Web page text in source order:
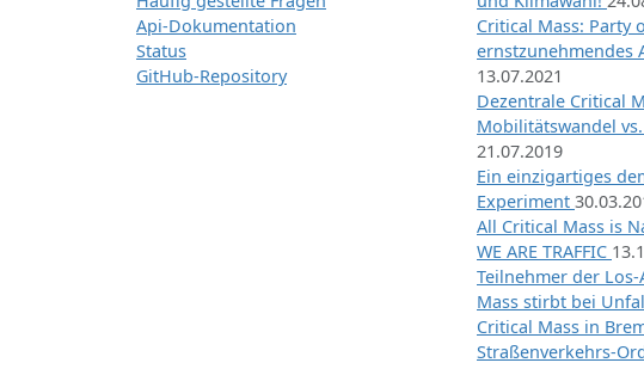
Api-Dokumentation
Status
GitHub-Repository
Critical Mass: Party
ernstzunehmendes
13.07.2021
Dezentrale Critical
Mobilitätswandel
21.07.2019
Ein einzigartiges
Experiment
All Critical Mass is
WE ARE TRAFFIC
Teilnehmer der
Mass stirbt bei
Critical Mass in
Straßenverkehrs-